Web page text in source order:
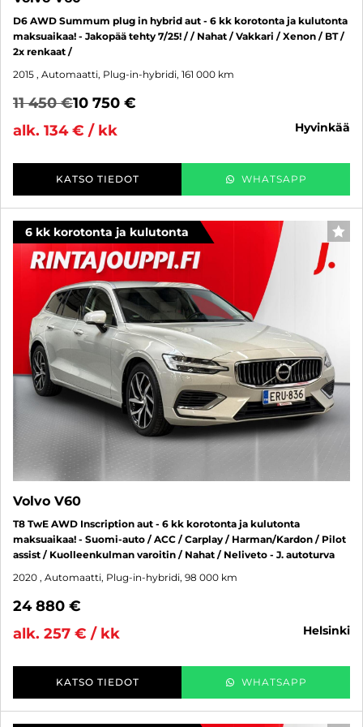
D6 AWD Summum plug in hybrid aut - 6 kk korotonta ja kulutonta
maksuaikaa! - Jakopää tehty 7/25! / / Nahat / Vakkari / Xenon / BT /
2x renkaat /
2015 , Automaatti, Plug-in-hybridi, 161 000 km
11 450 €10 750 €
alk. 134 € / kk
hyvinkää
KATSO TIEDOT WHATSAPP
6 kk korotonta ja kulutonta
Volvo V60
T8 TwE AWD Inscription aut - 6 kk korotonta ja kulutonta
maksuaikaa! - Suomi-auto / ACC / Carplay / Harman/Kardon / Pilot
assist / Kuolleenkulman varoitin / Nahat / Neliveto - J. autoturva
2020 , Automaatti, Plug-in-hybridi, 98 000 km
24 880 €
alk. 257 € / kk
helsinki
KATSO TIEDOT WHATSAPP